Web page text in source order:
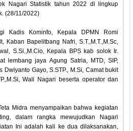
Nagari Statistik tahun 2022 di lingkup
(28/11/2022)
Kadis Kominfo, Kepala DPMN Romi
Kaban Bapelitbang Nafri, S.T.,M.T.,M.Sc,
S.Si.,M.Cio, Kepala BPS kab solok Ir.
lembang jaya Agung Satria, MTD, SIP,
Dwiyanto Gayo, S.STP., M.Si, Camat bukit
Wali Nagari beserta operator dan
Midra menyampaikan bahwa kegiatan
dalam rangka mewujudkan Nagari
Ini adalah kali ke dua dilaksanakan,